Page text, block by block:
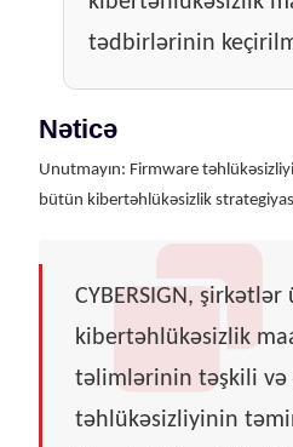
tədbirlərinin
Nəticə
Unutmayın: Firmware
bütün kibertəhlükəsizlik
CYBERSIGN, şirkətlər
kibertəhlükəsizlik
təlimlərinin təşkili və
təhlükəsizliyinin